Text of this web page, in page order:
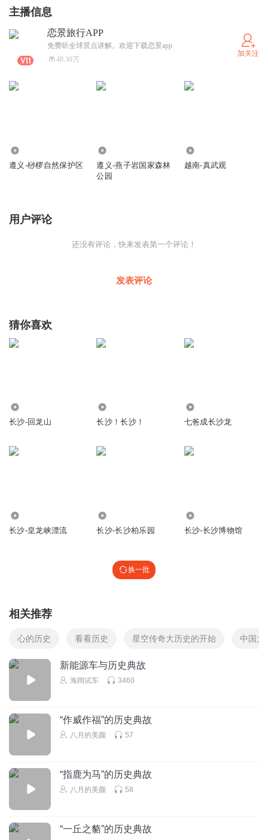
着陷下去……井不见了，响声没有了，地不再震动了，孽龙被铁水
溶化了，夫妻俩为此献出了生命。再后来，进塌之处变成了一口小
池塘，人们为纪念学徒夫妻俩勇斗孽龙，就把这个小池塘叫“化龙
池”；后来，小池塘没有了，却有了“化龙池”街名，并一直流传下
来。这就是有关化龙街的由来，降到这里链景旅行小秘书的讲解也
到此结束了，感谢您的倾听，祝您旅行愉快。
主播信息
恋景旅行APP
免费听全球景点讲解。欢迎下载恋景app
48.30万
加关注
遵义-桫椤自然保护区
遵义-燕子岩国家森林
公园
越南-真武观
用户评论
还没有评论，快来发表第一个评论！
发表评论
猜你喜欢
长沙-回龙山 长沙！长沙！ 七爸成长沙龙
长沙-皇龙峡漂流 长沙-长沙柏乐园 长沙-长沙博物馆
换一批
相关推荐
心的历史 看看历史 星空传奇大历史的开始 中国大
新能源车与历史典故
海阔试车 3460
“作威作福”的历史典故
八月的美颜 57
“指鹿为马”的历史典故
八月的美颜 58
“一丘之貉”的历史典故